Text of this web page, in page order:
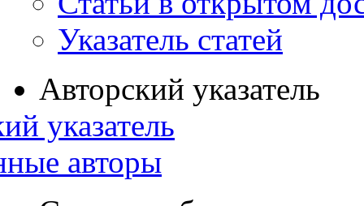
Указатель статей
Авторский указатель
указатель
авторы